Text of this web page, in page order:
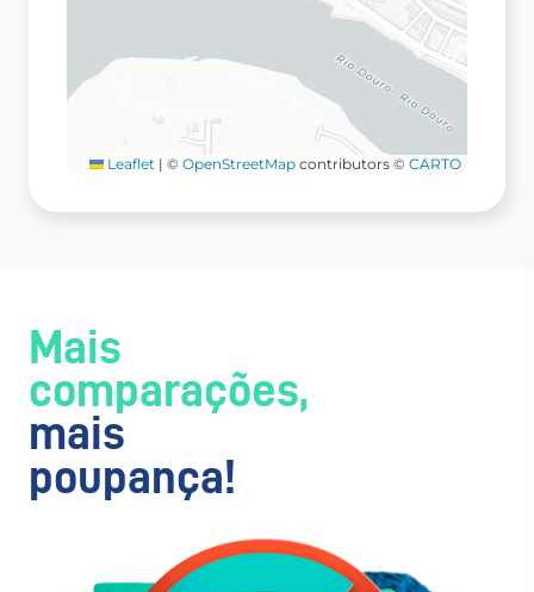
Leaflet | © OpenStreetMap contributors © CARTO
Mais
comparações,
mais
poupança!